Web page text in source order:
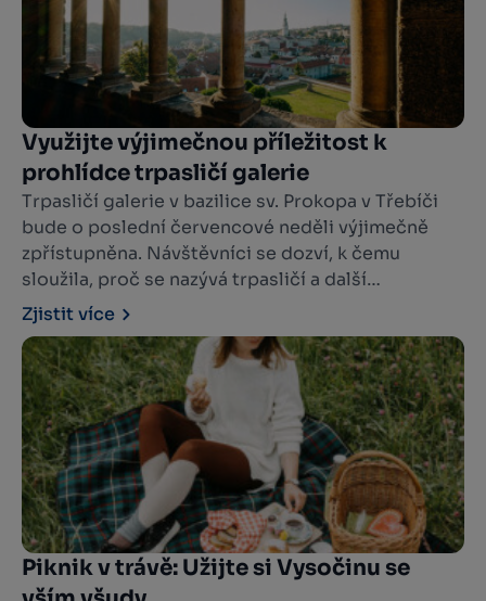
Využijte výjimečnou příležitost k
prohlídce trpasličí galerie
Trpasličí galerie v bazilice sv. Prokopa v Třebíči
bude o poslední červencové neděli výjimečně
zpřístupněna. Návštěvníci se dozví, k čemu
sloužila, proč se nazývá trpasličí a další
zajímavosti.
Zjistit více
Piknik v trávě: Užijte si Vysočinu se